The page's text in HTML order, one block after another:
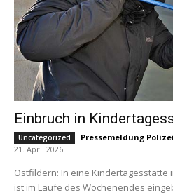
Einbruch in
Uncategorized Pressemeldung
21. April 2026
Ostfildern: In eine Kindertagesstätte
ist im Laufe des Wochenendes